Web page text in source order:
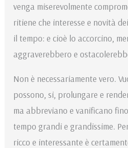
venga miserevolmente
ritiene che interesse e novità
il tempo: e cioè lo accorcino,
aggraverebbero e
Non è necessariamente vero.
possono, si, prolungare e
ma abbreviano e vanificano
tempo grandi e grandissime.
ricco e interessante è